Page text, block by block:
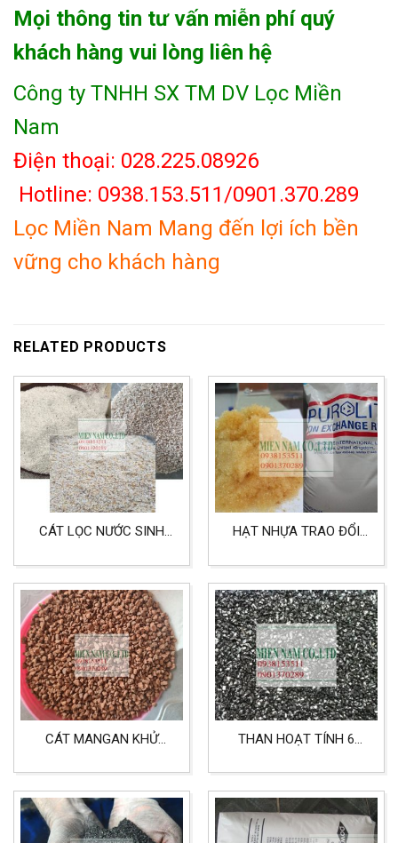
Mọi thông tin tư vấn miễn phí quý
khách hàng vui lòng liên hệ
Công ty TNHH SX TM DV Lọc Miền
Nam
Điện thoại: 028.225.08926
Hotline: 0938.153.511/0901.370.289
Lọc Miền Nam Mang đến lợi ích bền
vững cho khách hàng
RELATED PRODUCTS
CÁT LỌC NƯỚC SINH
PHÈN VÀ CẶN
HẠT NHỰA TRAO ĐỔI
LÀM MỀM NƯỚC
CÁT MANGAN KHỬ
NƯỚC GIẾNG KHOAN
THAN HOẠT TÍNH 6
NƯỚC SINH HOẠT,
NƯỚC NGẦM